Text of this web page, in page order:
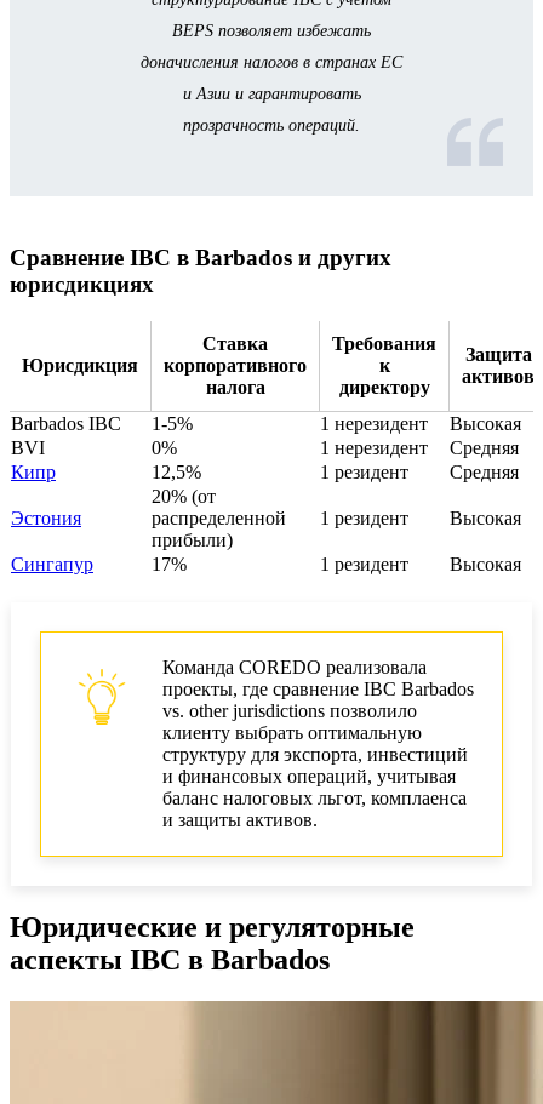
BEPS позволяет избежать
доначисления налогов в странах ЕС
и Азии и гарантировать
прозрачность операций.
Сравнение IBC в Barbados и других
юрисдикциях
Юрисдикция
Ставка
корпоративного
налога
Требования
к
директору
Защита
активов
Barbados IBC 1-5% 1 нерезидент
Высокая
BVI
0% 1 нерезидент
Средняя
Кипр
12,5% 1 резидент Средняя
Эстония
20% (от
распределенной
прибыли)
1 резидент Высокая
Сингапур 17% 1 резидент Высокая
Команда COREDO реализовала
проекты, где сравнение IBC Barbados
vs. other jurisdictions позволило
клиенту выбрать оптимальную
структуру для экспорта, инвестиций
и финансовых операций, учитывая
баланс налоговых льгот, комплаенса
и защиты активов.
Юридические и регуляторные
аспекты IBC в Barbados